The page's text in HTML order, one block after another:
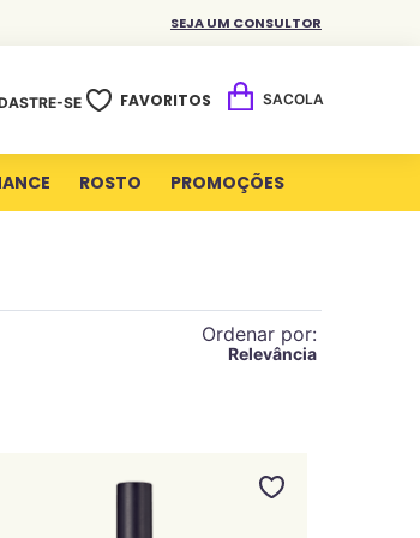
SEJA UM CONSULTOR
SE FAVORITOS
ROSTO PROMOÇÕES
Ordenar por
Relevância